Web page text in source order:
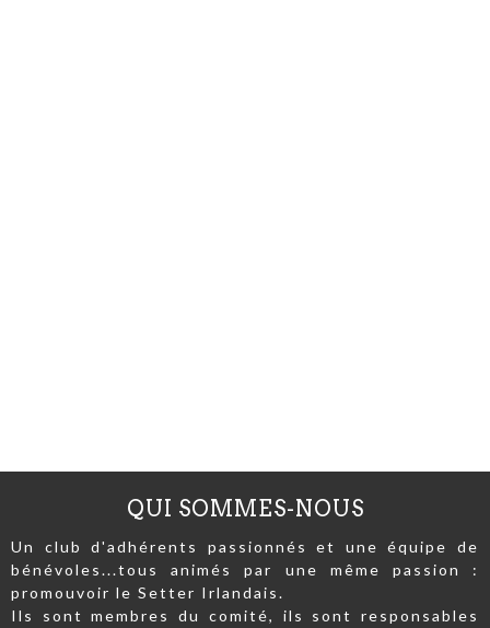
QUI SOMMES-NOUS
Un club d'adhérents passionnés et une équipe de
bénévoles...tous animés par une même passion :
promouvoir le Setter Irlandais.
Ils sont membres du comité, ils sont responsables